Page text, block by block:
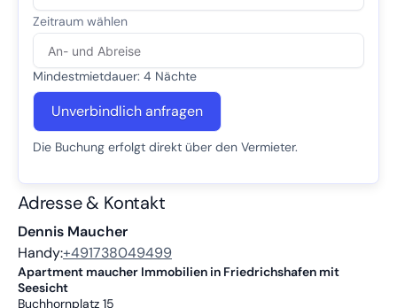
Mindestmietdauer: 4 Nächte
Unverbindlich anfragen
Die Buchung erfolgt direkt über den Vermieter.
Adresse & Kontakt
Dennis Maucher
Handy:+491738049499
Apartment maucher Immobilien in Friedrichshafen mit
Seesicht
Buchhornplatz 15